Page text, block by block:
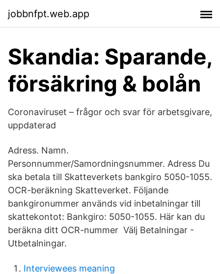
jobbnfpt.web.app
Skandia: Sparande,
försäkring & bolån
Coronaviruset – frågor och svar för arbetsgivare,
uppdaterad
Adress. Namn.
Personnummer/Samordningsnummer. Adress Du
ska betala till Skatteverkets bankgiro 5050-1055.
OCR-beräkning Skatteverket. Följande
bankgironummer används vid inbetalningar till
skattekontot: Bankgiro: 5050-1055. Här kan du
beräkna ditt OCR-nummer Välj Betalningar -
Utbetalningar.
Interviewees meaning